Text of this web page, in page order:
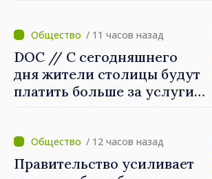
/ 11 часов назад
DOC // С сегодняшнего
дня жители столицы будут
платить больше за услуги
/ 12 часов назад
Правительство усиливает